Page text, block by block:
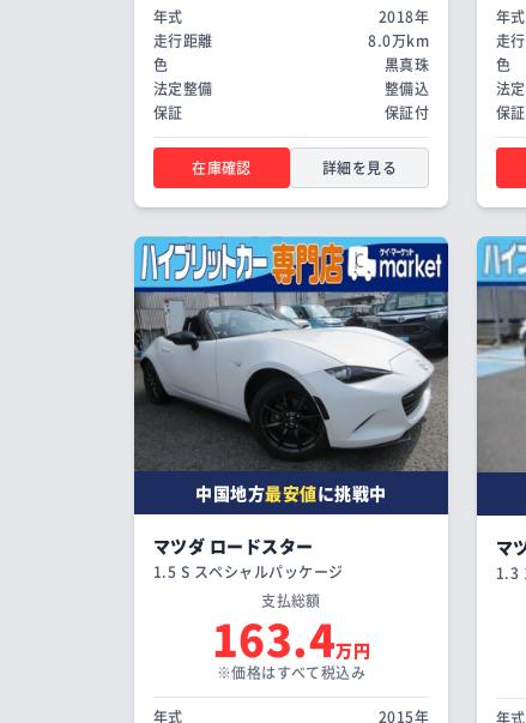
年式
2018年
走行距離
8.0万km
色
黒真珠
法定整備
整備込
保証
保証付
在庫確認 詳細を見る
年式
走
色
法
保証
中国地方最安値に挑戦中
マツダ ロードスター
1.5 S スペシャルパッケージ
支払総額
163.4万円
※価格はすべて税込み
年式
2015年
マ
1.3
年式